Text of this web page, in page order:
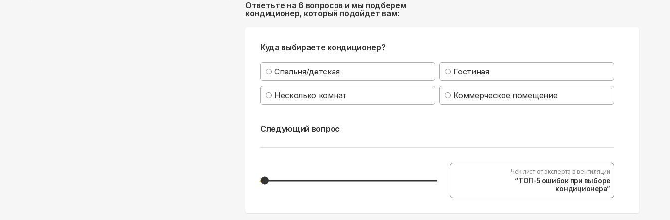
Ответьте на 6 вопросов и мы подберем
кондиционер, который подойдет вам:
Куда выбираете кондиционер?
Спальня/детская Гостиная
Несколько комнат Коммерческое помещение
Следующий вопрос
Чек лист от эксперта в вентиляции
“ТОП-5 ошибок при выборе
кондиционера”